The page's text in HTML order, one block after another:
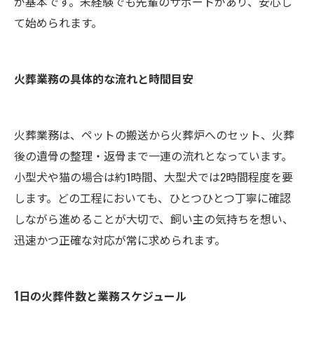
て始められます。
火葬業務の具体的な流れと時間目安
火葬業務は、ペットの搬送から火葬炉へのセット、火葬
後の遺骨の整理・返骨まで一連の流れとなっています。
小型犬や猫の場合は約1時間、大型犬では2時間程度を要
します。どの工程においても、ひとつひとつ丁寧に確認
しながら進めることが大切で、飼い主の気持ちを想い、
迅速かつ正確な対応が常に求められます。
1日の火葬件数と業務スケジュール